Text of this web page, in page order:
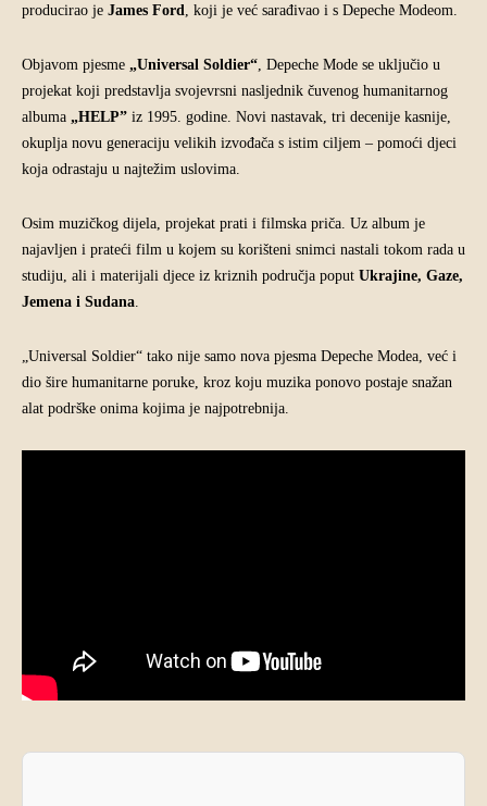
producirao je James Ford , koji je već sarađivao i s Depeche Modeom.
Objavom pjesme „Universal Soldier“ , Depeche Mode se uključio u
projekat koji predstavlja svojevrsni nasljednik čuvenog humanitarnog
albuma „HELP” iz 1995. godine. Novi nastavak, tri decenije kasnije,
okuplja novu generaciju velikih izvođača s istim ciljem – pomoći djeci
koja odrastaju u najtežim uslovima.
Osim muzičkog dijela, projekat prati i filmska priča. Uz album je
najavljen i prateći film u kojem su korišteni snimci nastali tokom rada u
studiju, ali i materijali djece iz kriznih područja poput Ukrajine, Gaze,
Jemena i Sudana
„Universal Soldier“ tako nije samo nova pjesma Depeche Modea, već i
dio šire humanitarne poruke, kroz koju muzika ponovo postaje snažan
alat podrške onima kojima je najpotrebnija.